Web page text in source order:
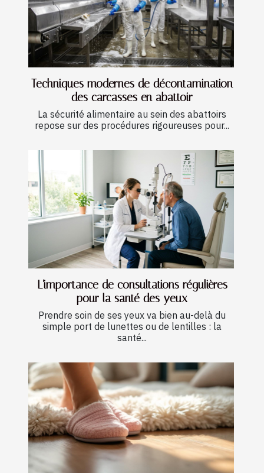
Techniques modernes de décontamination
des carcasses en abattoir
La sécurité alimentaire au sein des abattoirs
repose sur des procédures rigoureuses pour...
L'importance de consultations régulières
pour la santé des yeux
Prendre soin de ses yeux va bien au-delà du
simple port de lunettes ou de lentilles : la
santé...